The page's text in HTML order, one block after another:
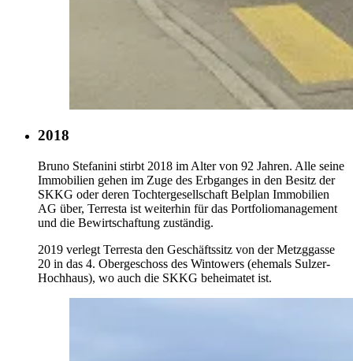
2018
Bruno Stefanini stirbt 2018 im Alter von 92 Jahren. Alle seine
Immobilien gehen im Zuge des Erbganges in den Besitz der
SKKG oder deren Tochtergesellschaft Belplan Immobilien
AG über, Terresta ist weiterhin für das Portfoliomanagement
und die Bewirtschaftung zuständig.
2019 verlegt Terresta den Geschäftssitz von der Metzggasse
20 in das 4. Obergeschoss des Wintowers (ehemals Sulzer-
Hochhaus), wo auch die SKKG beheimatet ist.